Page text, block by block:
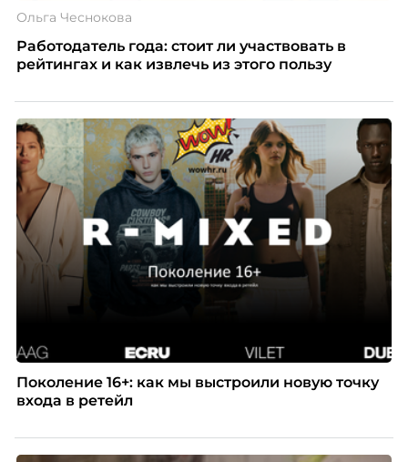
Ольга Чеснокова
Работодатель года: стоит ли участвовать в
рейтингах и как извлечь из этого пользу
Поколение 16+: как мы выстроили новую точку
входа в ретейл